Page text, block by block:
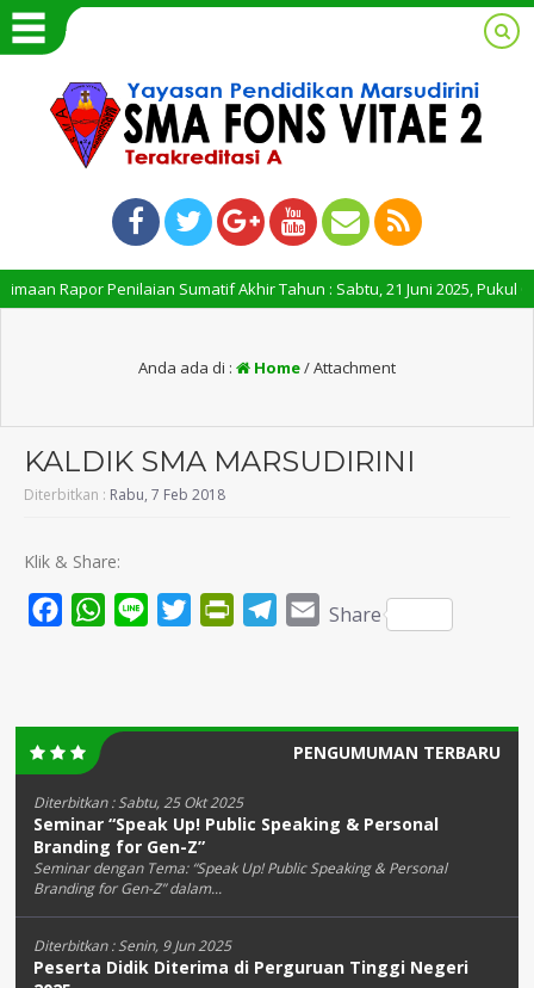
Rapor Penilaian Sumatif Akhir Tahun : Sabtu, 21 Juni 2025, Pukul 09.00 –
Anda ada di : Home/ Attachment
KALDIK SMA MARSUDIRINI
Diterbitkan : Rabu, 7 Feb 2018
Klik & Share:
FacebookWhatsApp
Line TwitterPrintFriendly
Telegram
Email
Share
PENGUMUMAN TERBARU
Diterbitkan :Sabtu, 25 Okt 2025
Seminar “Speak Up! Public Speaking & Personal
Branding for Gen-Z”
Seminar dengan Tema: “Speak Up! Public Speaking & Personal
Branding for Gen-Z” dalam...
Diterbitkan :Senin, 9 Jun 2025
Peserta Didik Diterima di Perguruan Tinggi Negeri